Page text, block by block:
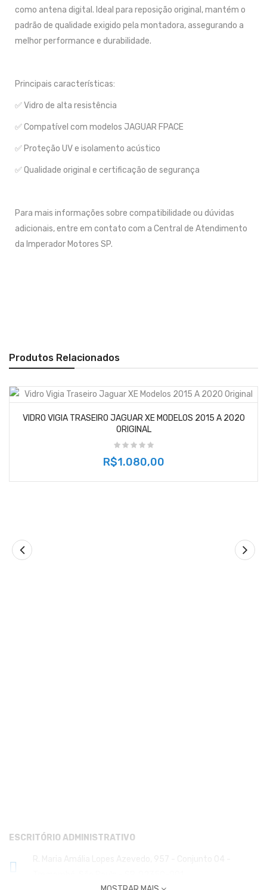
como antena digital. Ideal para reposição original, mantém o
padrão de qualidade exigido pela montadora, assegurando a
melhor performance e durabilidade.
Principais características:
✅ Vidro de alta resistência
✅ Compatível com modelos JAGUAR FPACE
✅ Proteção UV e isolamento acústico
✅ Qualidade original e certificação de segurança
Para mais informações sobre compatibilidade ou dúvidas
adicionais, entre em contato com a Central de Atendimento
da Imperador Motores SP.
Produtos Relacionados
VIDRO VIGIA TRASEIRO JAGUAR XE MODELOS 2015 A 2020
ORIGINAL
R$1.080,00
ESCRITÓRIO ADMINISTRATIVO